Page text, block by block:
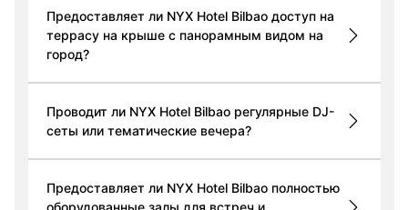
Предоставляет ли NYX Hotel Bilbao доступ на
террасу на крыше с панорамным видом на
город?
Проводит ли NYX Hotel Bilbao регулярные DJ-
сеты или тематические вечера?
Предоставляет ли NYX Hotel Bilbao полностью